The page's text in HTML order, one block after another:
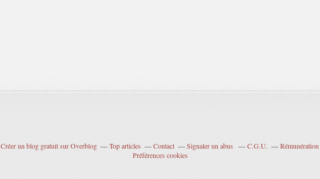
Créer un blog gratuit sur Overblog Top articles Contact Signaler un abus C.G.U.
Préférences cookies